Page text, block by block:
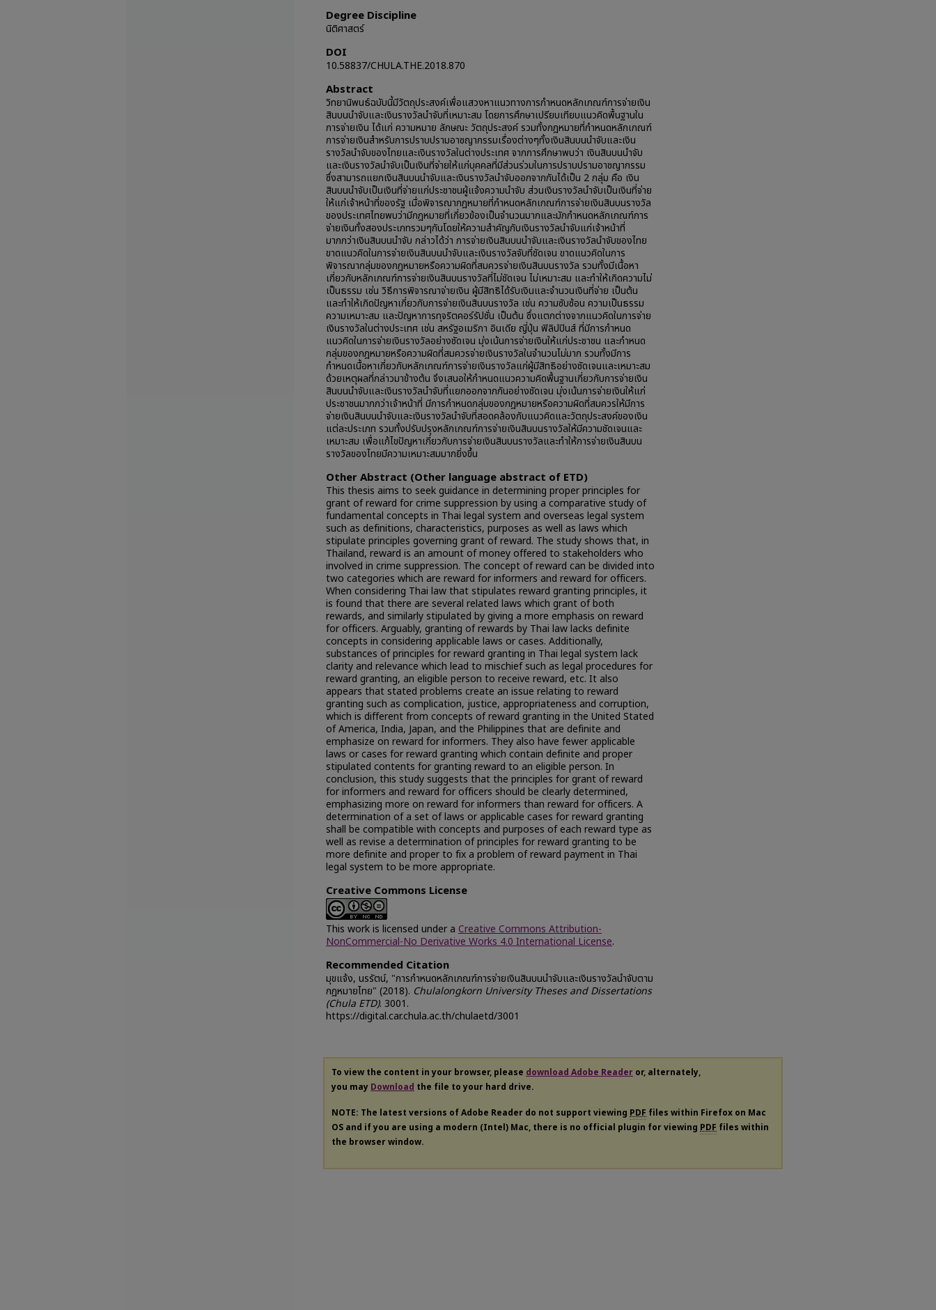
Degree Discipline
นิติศาสตร์
DOI
10.58837/CHULA.THE.2018.870
Abstract
วิทยานิพนธ์ฉบับนี้มีวัตถุประสงค์เพื่อแสวงหาแนวทางการกำหนดหลักเกณฑ์การจ่ายเงิน
สินบนนำจับและเงินรางวัลนำจับที่เหมาะสม โดยการศึกษาเปรียบเทียบแนวคิดพื้นฐานใน
การจ่ายเงิน ได้แก่ ความหมาย ลักษณะ วัตถุประสงค์ รวมทั้งกฎหมายที่กำหนดหลักเกณฑ์
การจ่ายเงินสำหรับการปราบปรามอาชญากรรมเรื่องต่างๆทั้งเงินสินบนนำจับและเงิน
รางวัลนำจับของไทยและเงินรางวัลในต่างประเทศ จากการศึกษาพบว่า เงินสินบนนำจับ
และเงินรางวัลนำจับเป็นเงินที่จ่ายให้แก่บุคคลที่มีส่วนร่วมในการปราบปรามอาชญากรรม
ซึ่งสามารถแยกเงินสินบนนำจับและเงินรางวัลนำจับออกจากกันได้เป็น 2 กลุ่ม คือ เงิน
สินบนนำจับเป็นเงินที่จ่ายแก่ประชาชนผู้แจ้งความนำจับ ส่วนเงินรางวัลนำจับเป็นเงินที่จ่าย
ให้แก่เจ้าหน้าที่ของรัฐ เมื่อพิจารณากฎหมายที่กำหนดหลักเกณฑ์การจ่ายเงินสินบนรางวัล
ของประเทศไทยพบว่ามีกฎหมายที่เกี่ยวข้องเป็นจำนวนมากและมักกำหนดหลักเกณฑ์การ
จ่ายเงินทั้งสองประเภทรวมๆกันโดยให้ความสำคัญกับเงินรางวัลนำจับแก่เจ้าหน้าที่
มากกว่าเงินสินบนนำจับ กล่าวได้ว่า การจ่ายเงินสินบนนำจับและเงินรางวัลนำจับของไทย
ขาดแนวคิดในการจ่ายเงินสินบนนำจับและเงินรางวัลจับที่ชัดเจน ขาดแนวคิดในการ
พิจารณากลุ่มของกฎหมายหรือความผิดที่สมควรจ่ายเงินสินบนรางวัล รวมทั้งมีเนื้อหา
เกี่ยวกับหลักเกณฑ์การจ่ายเงินสินบนรางวัลที่ไม่ชัดเจน ไม่เหมาะสม และทำให้เกิดความไม่
เป็นธรรม เช่น วิธีการพิจารณาจ่ายเงิน ผู้มีสิทธิได้รับเงินและจำนวนเงินที่จ่าย เป็นต้น
และทำให้เกิดปัญหาเกี่ยวกับการจ่ายเงินสินบนรางวัล เช่น ความซับซ้อน ความเป็นธรรม
ความเหมาะสม และปัญหาการทุจริตคอร์รัปชั่น เป็นต้น ซึ่งแตกต่างจากแนวคิดในการจ่าย
เงินรางวัลในต่างประเทศ เช่น สหรัฐอเมริกา อินเดีย ญี่ปุ่น ฟิลิปปินส์ ที่มีการกำหนด
แนวคิดในการจ่ายเงินรางวัลอย่างชัดเจน มุ่งเน้นการจ่ายเงินให้แก่ประชาชน และกำหนด
กลุ่มของกฎหมายหรือความผิดที่สมควรจ่ายเงินรางวัลในจำนวนไม่มาก รวมทั้งมีการ
กำหนดเนื้อหาเกี่ยวกับหลักเกณฑ์การจ่ายเงินรางวัลแก่ผู้มีสิทธิอย่างชัดเจนและเหมาะสม
ด้วยเหตุผลที่กล่าวมาข้างต้น จึงเสนอให้กำหนดแนวความคิดพื้นฐานเกี่ยวกับการจ่ายเงิน
สินบนนำจับและเงินรางวัลนำจับที่แยกออกจากกันอย่างชัดเจน มุ่งเน้นการจ่ายเงินให้แก่
ประชาชนมากกว่าเจ้าหน้าที่ มีการกำหนดกลุ่มของกฎหมายหรือความผิดที่สมควรให้มีการ
จ่ายเงินสินบนนำจับและเงินรางวัลนำจับที่สอดคล้องกับแนวคิดและวัตถุประสงค์ของเงิน
แต่ละประเภท รวมทั้งปรับปรุงหลักเกณฑ์การจ่ายเงินสินบนรางวัลให้มีความชัดเจนและ
เหมาะสม เพื่อแก้ไขปัญหาเกี่ยวกับการจ่ายเงินสินบนรางวัลและทำให้การจ่ายเงินสินบน
รางวัลของไทยมีความเหมาะสมมากยิ่งขึ้น
Other Abstract (Other language abstract of ETD)
This thesis aims to seek guidance in determining proper principles for
grant of reward for crime suppression by using a comparative study of
fundamental concepts in Thai legal system and overseas legal system
such as definitions, characteristics, purposes as well as laws which
stipulate principles governing grant of reward. The study shows that, in
Thailand, reward is an amount of money offered to stakeholders who
involved in crime suppression. The concept of reward can be divided into
two categories which are reward for informers and reward for officers.
When considering Thai law that stipulates reward granting principles, it
is found that there are several related laws which grant of both
rewards, and similarly stipulated by giving a more emphasis on reward
for officers. Arguably, granting of rewards by Thai law lacks definite
concepts in considering applicable laws or cases. Additionally,
substances of principles for reward granting in Thai legal system lack
clarity and relevance which lead to mischief such as legal procedures for
reward granting, an eligible person to receive reward, etc. It also
appears that stated problems create an issue relating to reward
granting such as complication, justice, appropriateness and corruption,
which is different from concepts of reward granting in the United Stated
of America, India, Japan, and the Philippines that are definite and
emphasize on reward for informers. They also have fewer applicable
laws or cases for reward granting which contain definite and proper
stipulated contents for granting reward to an eligible person. In
conclusion, this study suggests that the principles for grant of reward
for informers and reward for officers should be clearly determined,
emphasizing more on reward for informers than reward for officers. A
determination of a set of laws or applicable cases for reward granting
shall be compatible with concepts and purposes of each reward type as
well as revise a determination of principles for reward granting to be
more definite and proper to fix a problem of reward payment in Thai
legal system to be more appropriate.
Creative Commons License
This work is licensed under a Creative Commons Attribution-
NonCommercial-No Derivative Works 4.0 International License.
Recommended Citation
มุขแจ้ง, นรรัตน์, "การกำหนดหลักเกณฑ์การจ่ายเงินสินบนนำจับและเงินรางวัลนำจับตาม
กฎหมายไทย" (2018). Chulalongkorn University Theses and Dissertations
(Chula ETD). 3001.
https://digital.car.chula.ac.th/chulaetd/3001
To view the content in your browser, please download Adobe Reader or, alternately,
you may Download the file to your hard drive.
NOTE: The latest versions of Adobe Reader do not support viewing PDF files within Firefox on Mac
OS and if you are using a modern (Intel) Mac, there is no official plugin for viewing PDF files within
the browser window.